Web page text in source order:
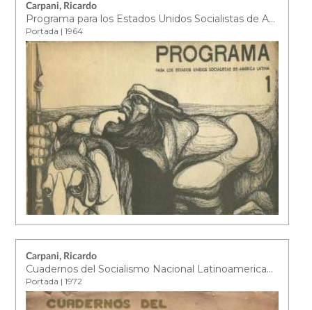
Carpani, Ricardo
Programa para los Estados Unidos Socialistas de América Latina : 1
Portada | 1964
Carpani, Ricardo
Cuadernos del Socialismo Nacional Latinoamericano Revolucionario. Nº1
Portada | 1972